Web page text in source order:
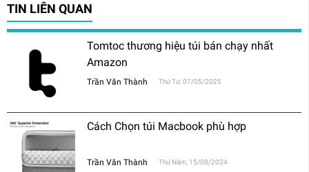
TIN LIÊN QUAN
Tomtoc thương hiệu túi bán chạy nhất
Amazon
Trần Văn Thành Thứ Tư, 07/05/2025
Cách Chọn túi Macbook phù hợp
Trần Văn Thành Thứ Năm, 15/08/2024